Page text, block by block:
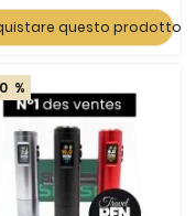
questo prodotto
%